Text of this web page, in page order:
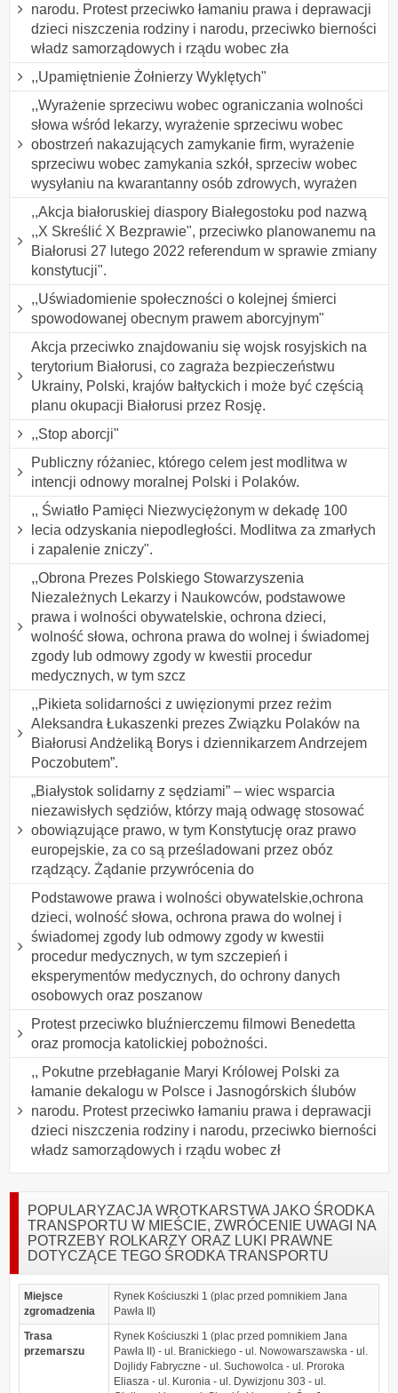
narodu. Protest przeciwko łamaniu prawa i deprawacji
dzieci niszczenia rodziny i narodu, przeciwko bierności
władz samorządowych i rządu wobec zła
,,Upamiętnienie Żołnierzy Wyklętych"
,,Wyrażenie sprzeciwu wobec ograniczania wolności
słowa wśród lekarzy, wyrażenie sprzeciwu wobec
obostrzeń nakazujących zamykanie firm, wyrażenie
sprzeciwu wobec zamykania szkół, sprzeciw wobec
wysyłaniu na kwarantanny osób zdrowych, wyrażen
,,Akcja białoruskiej diaspory Białegostoku pod nazwą
,,X Skreślić X Bezprawie", przeciwko planowanemu na
Białorusi 27 lutego 2022 referendum w sprawie zmiany
konstytucji".
,,Uświadomienie społeczności o kolejnej śmierci
spowodowanej obecnym prawem aborcyjnym"
Akcja przeciwko znajdowaniu się wojsk rosyjskich na
terytorium Białorusi, co zagraża bezpieczeństwu
Ukrainy, Polski, krajów bałtyckich i może być częścią
planu okupacji Białorusi przez Rosję.
,,Stop aborcji"
Publiczny różaniec, którego celem jest modlitwa w
intencji odnowy moralnej Polski i Polaków.
,, Światło Pamięci Niezwyciężonym w dekadę 100
lecia odzyskania niepodległości. Modlitwa za zmarłych
i zapalenie zniczy".
,,Obrona Prezes Polskiego Stowarzyszenia
Niezależnych Lekarzy i Naukowców, podstawowe
prawa i wolności obywatelskie, ochrona dzieci,
wolność słowa, ochrona prawa do wolnej i świadomej
zgody lub odmowy zgody w kwestii procedur
medycznych, w tym szcz
,,Pikieta solidarności z uwięzionymi przez reżim
Aleksandra Łukaszenki prezes Związku Polaków na
Białorusi Andżeliką Borys i dziennikarzem Andrzejem
Poczobutem”.
„Białystok solidarny z sędziami” – wiec wsparcia
niezawisłych sędziów, którzy mają odwagę stosować
obowiązujące prawo, w tym Konstytucję oraz prawo
europejskie, za co są prześladowani przez obóz
rządzący. Żądanie przywrócenia do
Podstawowe prawa i wolności obywatelskie,ochrona
dzieci, wolność słowa, ochrona prawa do wolnej i
świadomej zgody lub odmowy zgody w kwestii
procedur medycznych, w tym szczepień i
eksperymentów medycznych, do ochrony danych
osobowych oraz poszanow
Protest przeciwko bluźnierczemu filmowi Benedetta
oraz promocja katolickiej pobożności.
,, Pokutne przebłaganie Maryi Królowej Polski za
łamanie dekalogu w Polsce i Jasnogórskich ślubów
narodu. Protest przeciwko łamaniu prawa i deprawacji
dzieci niszczenia rodziny i narodu, przeciwko bierności
władz samorządowych i rządu wobec zł
POPULARYZACJA WROTKARSTWA JAKO ŚRODKA
TRANSPORTU W MIEŚCIE, ZWRÓCENIE UWAGI NA
POTRZEBY ROLKARZY ORAZ LUKI PRAWNE
DOTYCZĄCE TEGO ŚRODKA TRANSPORTU
Miejsce
zgromadzenia
Rynek Kościuszki 1 (plac przed pomnikiem Jana
Pawła II)
Trasa
przemarszu
Rynek Kościuszki 1 (plac przed pomnikiem Jana
Pawła II) - ul. Branickiego - ul. Nowowarszawska - ul.
Dojlidy Fabryczne - ul. Suchowolca - ul. Proroka
Eliasza - ul. Kuronia - ul. Dywizjonu 303 - ul.